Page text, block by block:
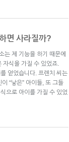
면 사라질까?
는 제 기능을 하기 때문에
자식을 가질 수 있었죠.
얻었습니다. 프렌치 씨는
“낳은” 아이들, 또 그들
으로 아이를 가질 수 있었